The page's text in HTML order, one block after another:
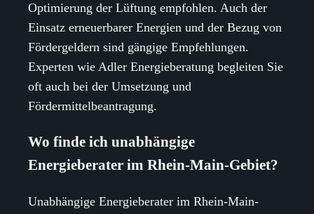
Optimierung der Lüftung empfohlen. Auch der
Einsatz erneuerbarer Energien und der Bezug von
Fördergeldern sind gängige Empfehlungen.
Experten wie Adler Energieberatung begleiten Sie
oft auch bei der Umsetzung und
Fördermittelbeantragung.
Wo finde ich unabhängige
Energieberater im Rhein-Main-Gebiet?
Unabhängige Energieberater im Rhein-Main-